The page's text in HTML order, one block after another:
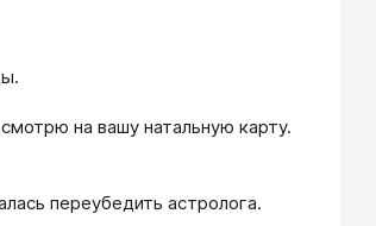
на вашу натальную карту.
переубедить астролога.